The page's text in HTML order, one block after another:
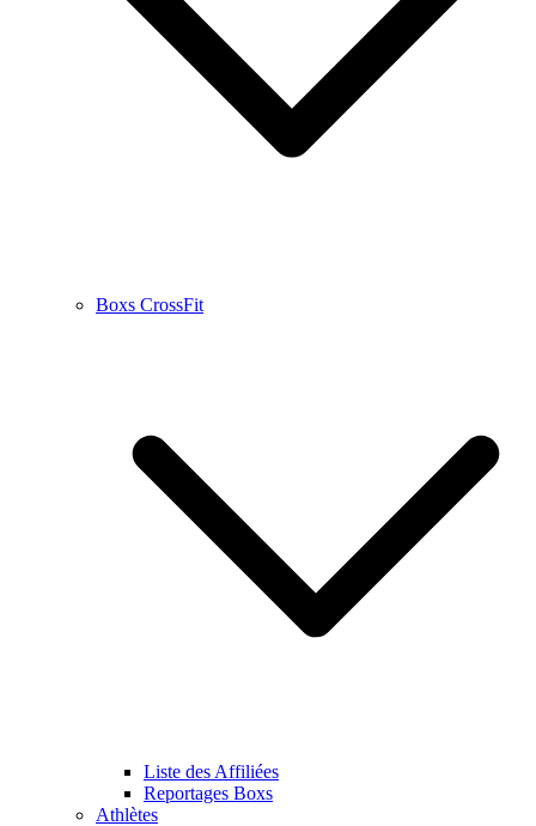
Boxs CrossFit
Liste des Affiliées
Reportages Boxs
Athlètes